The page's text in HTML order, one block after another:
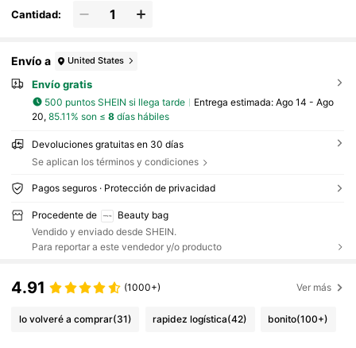
Cantidad:
Envío a United States
Envío gratis
500 puntos SHEIN si llega tarde Entrega estimada: Ago 14 - Ago
20, 85.11% son ≤ 8días hábiles
Devoluciones gratuitas en 30 días
Se aplican los términos y condiciones
Pagos seguros · Protección de privacidad
Procedente de
Beauty bag
Vendido y enviado desde SHEIN.
Para reportar a este vendedor y/o producto
4.91 (1000+) Ver más
lo volveré a comprar(31) rapidez logística(42) bonito(100+)